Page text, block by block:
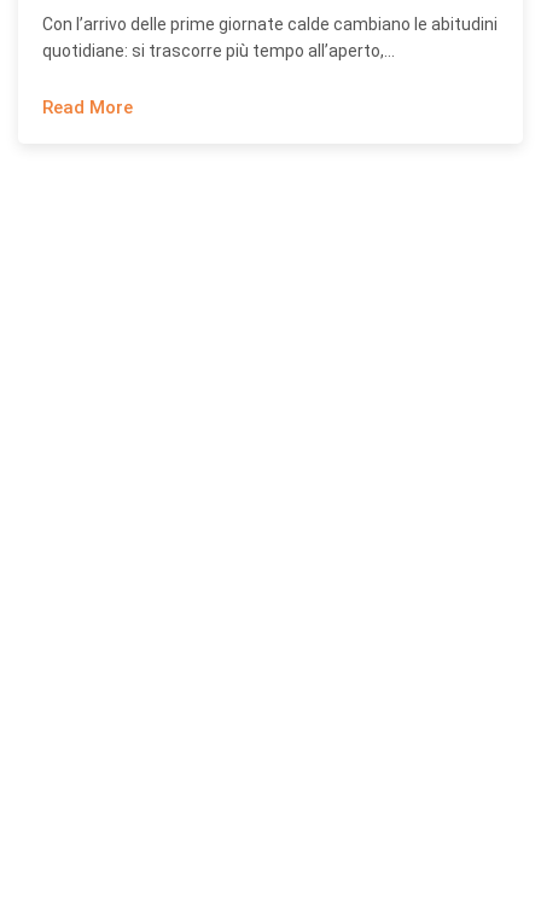
Con l’arrivo delle prime giornate calde cambiano le abitudini
quotidiane: si trascorre più tempo all’aperto,…
Read More